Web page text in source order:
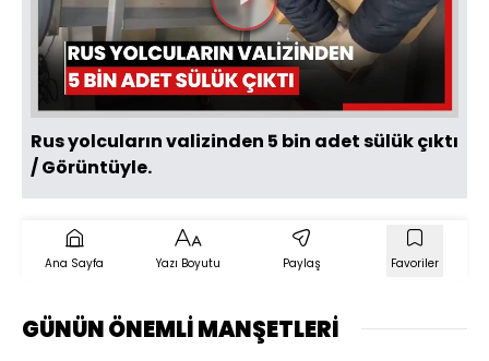
Videoyu
Oynat
Rus yolcuların valizinden 5 bin adet sülük çıktı
/ Görüntüyle.
Ana Sayfa Yazı Boyutu Paylaş Favoriler
GÜNÜN ÖNEMLİ MANŞETLERİ